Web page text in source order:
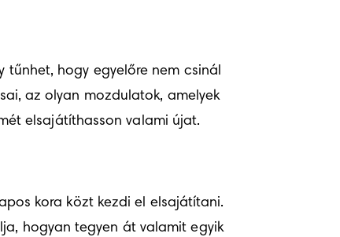
hogy egyelőre nem csinál
az olyan mozdulatok, amelyek
elsajátíthasson valami újat.
kora közt kezdi el elsajátítani.
hogyan tegyen át valamit egyik